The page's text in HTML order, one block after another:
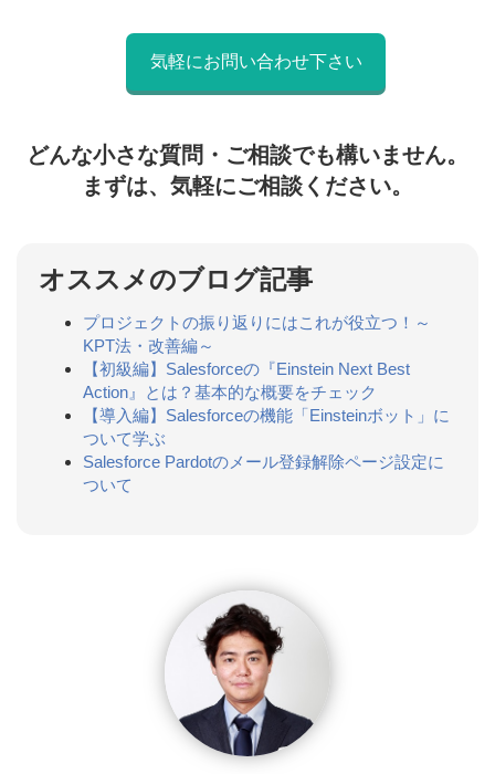
気軽にお問い合わせ下さい
どんな小さな質問・ご相談でも構いません。
まずは、気軽にご相談ください。
オススメのブログ記事
プロジェクトの振り返りにはこれが役立つ！～
KPT法・改善編～
【初級編】Salesforceの『Einstein Next Best
Action』とは？基本的な概要をチェック
【導入編】Salesforceの機能「Einsteinボット」に
ついて学ぶ
Salesforce Pardotのメール登録解除ページ設定に
ついて